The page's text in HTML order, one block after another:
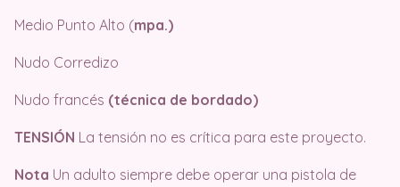
Medio Punto Alto (mpa.)
Nudo Corredizo
Nudo francés (técnica de bordado)
TENSIÓN La tensión no es crítica para este proyecto.
Nota Un adulto siempre debe operar una pistola de